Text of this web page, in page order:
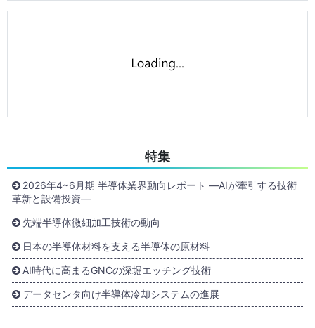
特集
2026年4~6月期 半導体業界動向レポート ―AIが牽引する技術
革新と設備投資―
先端半導体微細加工技術の動向
日本の半導体材料を支える半導体の原材料
AI時代に高まるGNCの深堀エッチング技術
データセンタ向け半導体冷却システムの進展